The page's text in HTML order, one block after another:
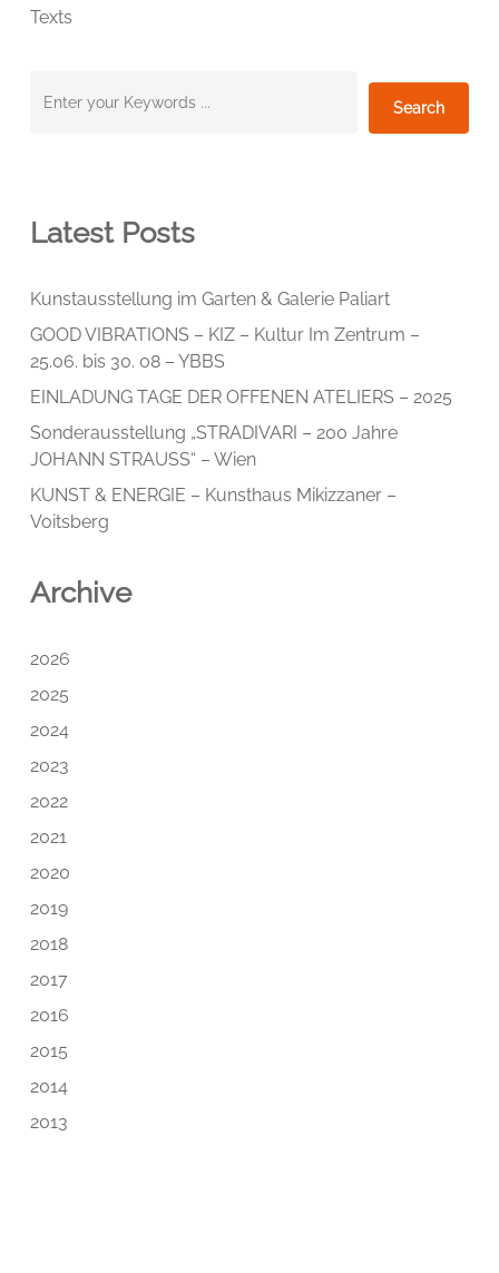
Texts
Search
Latest Posts
Kunstausstellung im Garten & Galerie Paliart
GOOD VIBRATIONS – KIZ – Kultur Im Zentrum –
25.06. bis 30. 08 – YBBS
EINLADUNG TAGE DER OFFENEN ATELIERS – 2025
Sonderausstellung „STRADIVARI – 200 Jahre
JOHANN STRAUSS“ – Wien
KUNST & ENERGIE – Kunsthaus Mikizzaner –
Voitsberg
Archive
2026
2025
2024
2023
2022
2021
2020
2019
2018
2017
2016
2015
2014
2013